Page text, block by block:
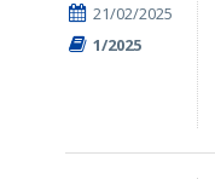
21/02/2025
1/2025